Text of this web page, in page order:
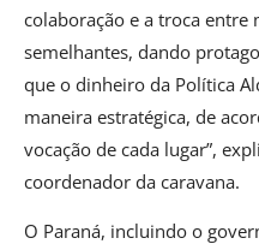
colaboração e a troca
semelhantes, dando
que o dinheiro da Política
maneira estratégica, de
vocação de cada lugar”,
coordenador da caravana.
O Paraná, incluindo o